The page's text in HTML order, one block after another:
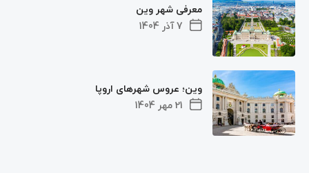
7 آذر 1404
معرفی شهر وین
21 مهر 1404
وین؛ عروس شهرهای اروپا